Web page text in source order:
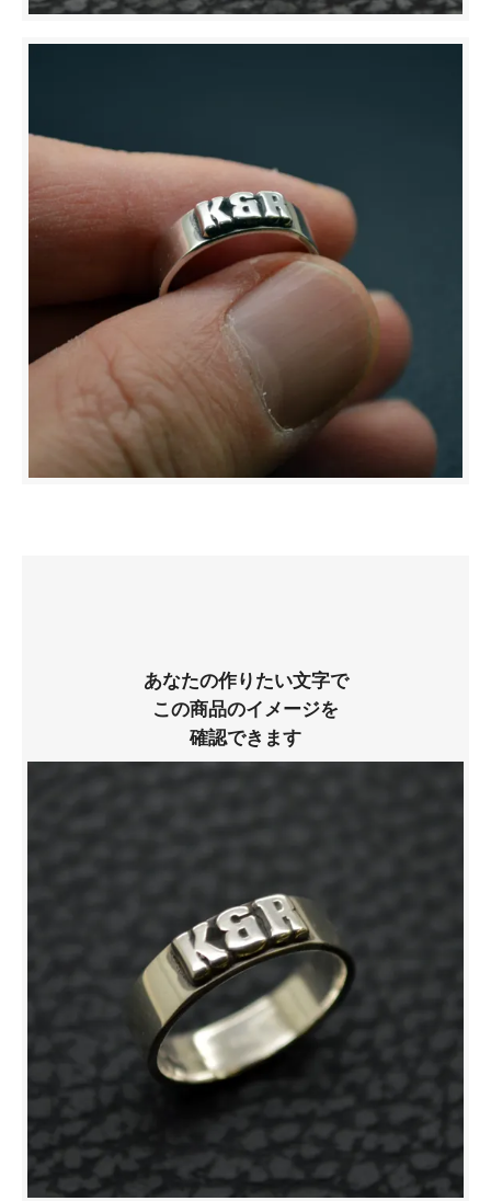
あなたの作りたい文字で
この商品のイメージを
確認できます